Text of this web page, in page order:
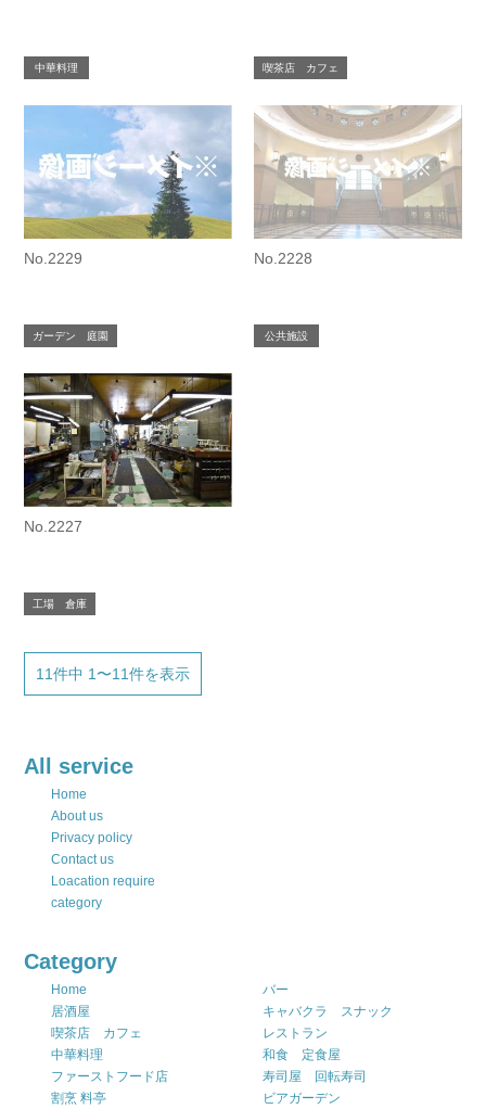
中華料理 喫茶店 カフェ
No.2229
ガーデン 庭園
No.2228
公共施設
No.2227
工場 倉庫
11件中 1〜11件を表示
All service
Home
About us
Privacy policy
Contact us
Loacation require
category
Category
Home
バー
居酒屋
キャバクラ スナック
喫茶店 カフェ
レストラン
中華料理
和食 定食屋
ファーストフード店
寿司屋 回転寿司
割烹 料亭
ビアガーデン